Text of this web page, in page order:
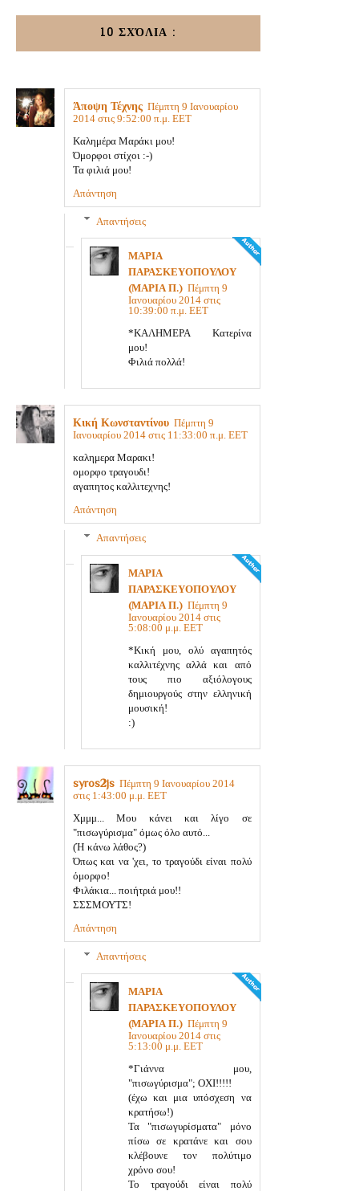
10 ΣΧΌΛΙΑ :
Άποψη Τέχνης Πέμπτη 9 Ιανουαρίου
2014 στις 9:52:00 π.μ. EET
Καλημέρα Μαράκι μου!
Όμορφοι στίχοι :-)
Τα φιλιά μου!
Απάντηση
Απαντήσεις
ΜΑΡΙΑ
ΠΑΡΑΣΚΕΥΟΠΟΥΛΟΥ
(ΜΑΡΙΑ Π.) Πέμπτη 9
Ιανουαρίου 2014 στις
10:39:00 π.μ. EET
*ΚΑΛΗΜΕΡΑ Κατερίνα
μου!
Φιλιά πολλά!
Κική Κωνσταντίνου Πέμπτη 9
Ιανουαρίου 2014 στις 11:33:00 π.μ. EET
καλημερα Μαρακι!
ομορφο τραγουδι!
αγαπητος καλλιτεχνης!
Απάντηση
Απαντήσεις
ΜΑΡΙΑ
ΠΑΡΑΣΚΕΥΟΠΟΥΛΟΥ
(ΜΑΡΙΑ Π.) Πέμπτη 9
Ιανουαρίου 2014 στις
5:08:00 μ.μ. EET
*Κική μου, ολύ αγαπητός
καλλιτέχνης αλλά και από
τους πιο αξιόλογους
δημιουργούς στην ελληνική
μουσική!
:)
syros2js Πέμπτη 9 Ιανουαρίου 2014
στις 1:43:00 μ.μ. EET
Χμμμ... Μου κάνει και λίγο σε
"πισωγύρισμα" όμως όλο αυτό...
(Ή κάνω λάθος?)
Όπως και να 'χει, το τραγούδι είναι πολύ
όμορφο!
Φιλάκια... ποιήτριά μου!!
ΣΣΣΜΟΥΤΣ!
Απάντηση
Απαντήσεις
ΜΑΡΙΑ
ΠΑΡΑΣΚΕΥΟΠΟΥΛΟΥ
(ΜΑΡΙΑ Π.) Πέμπτη 9
Ιανουαρίου 2014 στις
5:13:00 μ.μ. EET
*Γιάννα μου,
"πισωγύρισμα"; ΟΧΙ!!!!!
(έχω και μια υπόσχεση να
κρατήσω!)
Τα "πισωγυρίσματα" μόνο
πίσω σε κρατάνε και σου
κλέβουνε τον πολύτιμο
χρόνο σου!
Το τραγούδι είναι πολύ